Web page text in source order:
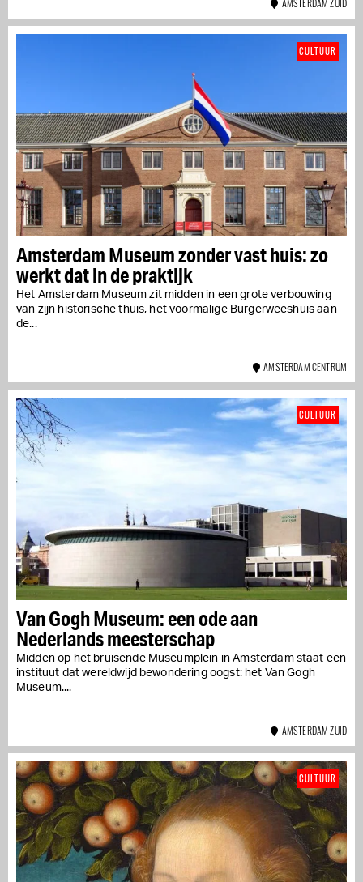
Amsterdam Museum zonder vast huis: zo
werkt dat in de praktijk
Het Amsterdam Museum zit midden in een grote verbouwing
van zijn historische thuis, het voormalige Burgerweeshuis aan
de...
CULTUUR
AMSTERDAM CENTRUM
Van Gogh Museum: een ode aan
Nederlands meesterschap
Midden op het bruisende Museumplein in Amsterdam staat een
instituut dat wereldwijd bewondering oogst: het Van Gogh
Museum....
CULTUUR
AMSTERDAM ZUID
CULTUUR